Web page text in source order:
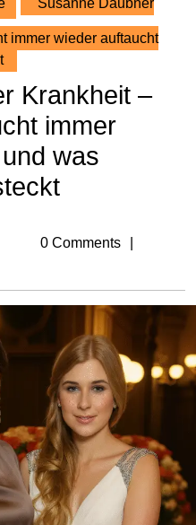
Susanne Daubner
immer wieder auftaucht
Krankheit –
immer
was
billionvalues2@gmail.com
0 Comments